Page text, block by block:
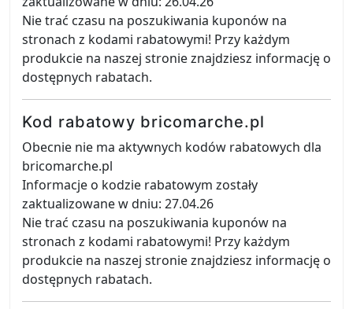
Nie trać czasu na poszukiwania kuponów na
stronach z kodami rabatowymi! Przy każdym
produkcie na naszej stronie znajdziesz informację o
dostępnych rabatach.
Kod rabatowy bricomarche.pl
Obecnie nie ma aktywnych kodów rabatowych dla
bricomarche.pl
Informacje o kodzie rabatowym zostały
zaktualizowane w dniu: 27.04.26
Nie trać czasu na poszukiwania kuponów na
stronach z kodami rabatowymi! Przy każdym
produkcie na naszej stronie znajdziesz informację o
dostępnych rabatach.